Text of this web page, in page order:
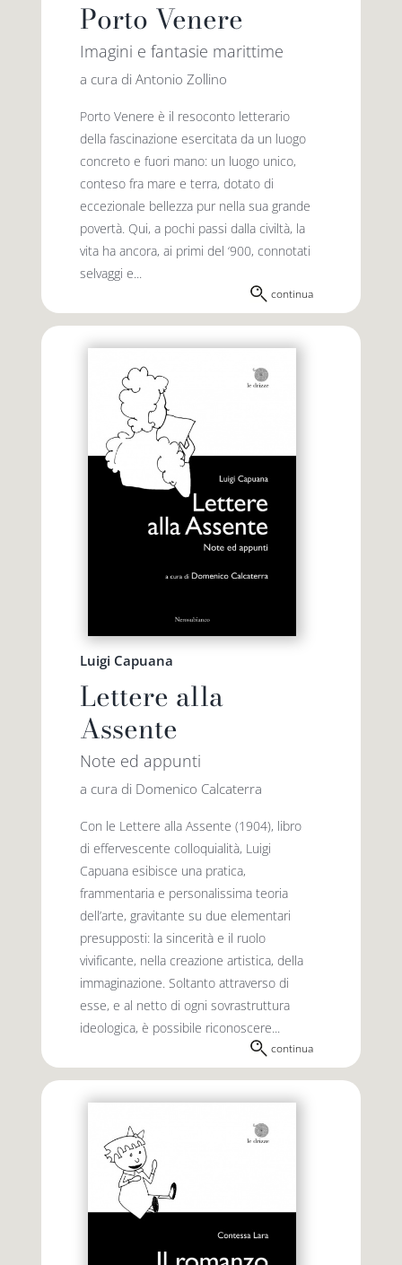
Porto Venere
Imagini e fantasie marittime
a cura di Antonio Zollino
Porto Venere è il resoconto letterario
della fascinazione esercitata da un luogo
concreto e fuori mano: un luogo unico,
conteso fra mare e terra, dotato di
eccezionale bellezza pur nella sua grande
povertà. Qui, a pochi passi dalla civiltà, la
vita ha ancora, ai primi del ‘900, connotati
selvaggi e...
continua
Luigi Capuana
Lettere alla
Assente
Note ed appunti
a cura di Domenico Calcaterra
Con le Lettere alla Assente (1904), libro
di effervescente colloquialità, Luigi
Capuana esibisce una pratica,
frammentaria e personalissima teoria
dell’arte, gravitante su due elementari
presupposti: la sincerità e il ruolo
vivificante, nella creazione artistica, della
immaginazione. Soltanto attraverso di
esse, e al netto di ogni sovrastruttura
ideologica, è possibile riconoscere...
continua